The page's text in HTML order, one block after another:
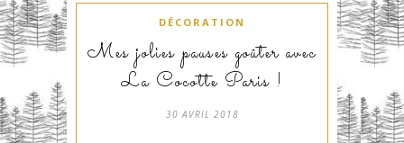
DÉCORATION
Mes jolies pauses goûter avec
La Cocotte Paris !
30 AVRIL 2018